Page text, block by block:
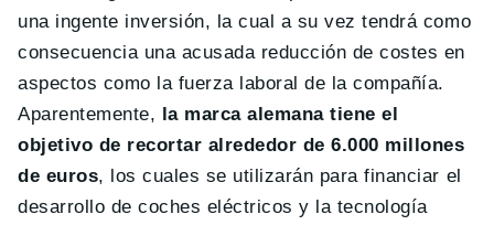
una ingente inversión, la cual a su vez tendrá como
consecuencia una acusada reducción de costes en
aspectos como la fuerza laboral de la compañía.
Aparentemente, la marca alemana tiene el
objetivo de recortar alrededor de 6.000 millones
de euros, los cuales se utilizarán para financiar el
desarrollo de coches eléctricos y la tecnología